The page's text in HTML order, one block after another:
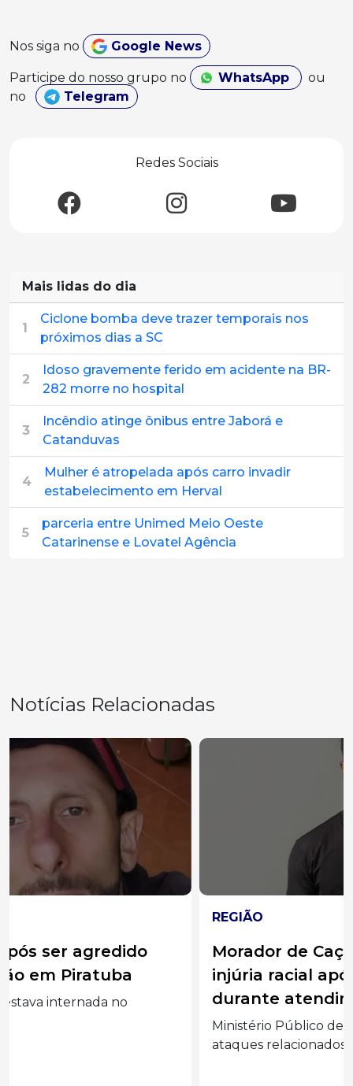
Nos siga no Google News
Participe do nosso grupo no WhatsApp
ou
no
Telegram
Redes Sociais
Mais lidas do dia
1
Ciclone bomba deve trazer temporais nos
próximos dias a SC
2
Idoso gravemente ferido em acidente na BR-
282 morre no hospital
3
Incêndio atinge ônibus entre Jaborá e
Catanduvas
4
Mulher é atropelada após carro invadir
estabelecimento em Herval
5
parceria entre Unimed Meio Oeste
Catarinense e Lovatel Agência
Notícias Relacionadas
Morador de Caçador vira réu por
injúria racial após ofender médico
durante atendimento em UPA
Ministério Público denunciou paciente por
ataques relacionados à religião...